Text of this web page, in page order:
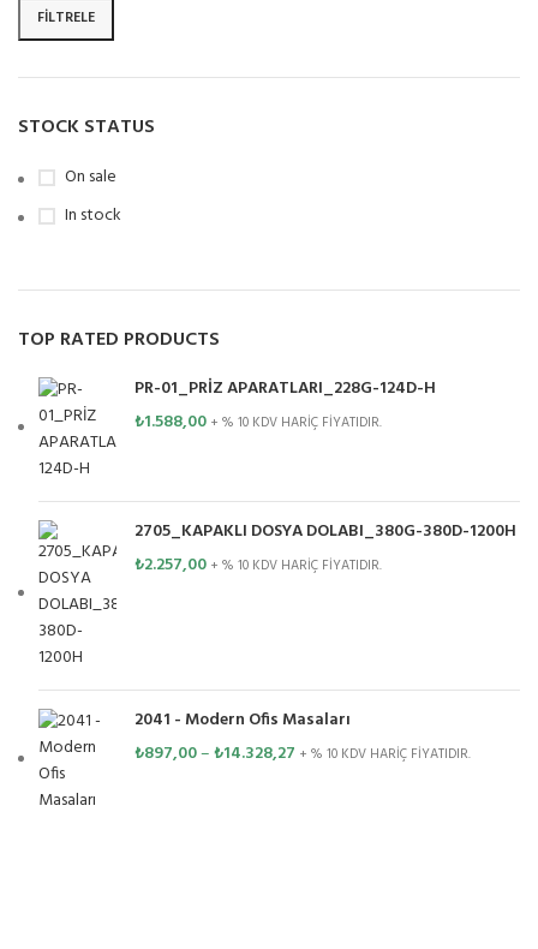
FILTRELE
STOCK STATUS
On sale
In stock
TOP RATED PRODUCTS
PR-01_PRİZ APARATLARI_228G-124D-H
₺1.588,00 + % 10 KDV HARİÇ FİYATIDIR.
2705_KAPAKLI DOSYA DOLABI_380G-380D-1200H
₺2.257,00 + % 10 KDV HARİÇ FİYATIDIR.
2041 - Modern Ofis Masaları
₺897,00–₺14.328,27 + % 10 KDV HARİÇ FİYATIDIR.